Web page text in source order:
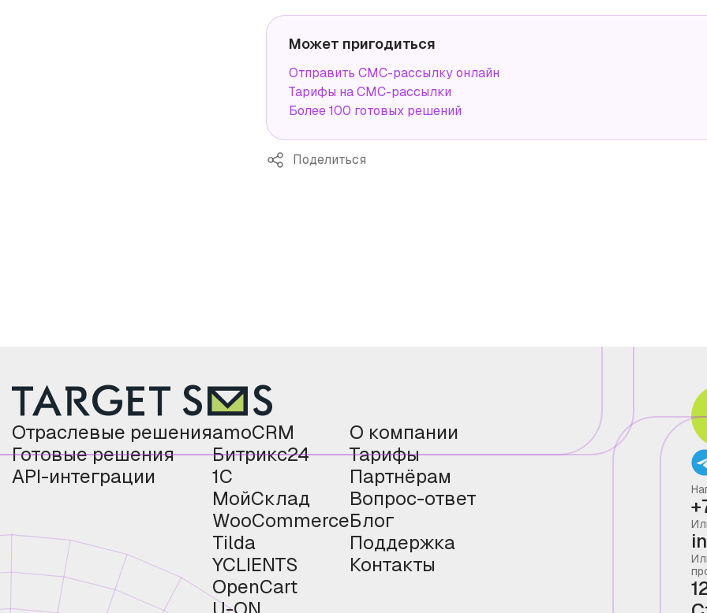
Может пригодиться
Отправить СМС-рассылку онлайн
Тарифы на СМС-рассылки
Более 100 готовых решений
Поделиться
Отраслевые решения
Готовые решения
API-интеграции
amoCRM
Битрикс24
1С
МойСклад
WooCommerce
Tilda
YCLIENTS
OpenCart
О компании
Тарифы
Партнёрам
Вопрос-ответ
Блог
Поддержка
Контакты